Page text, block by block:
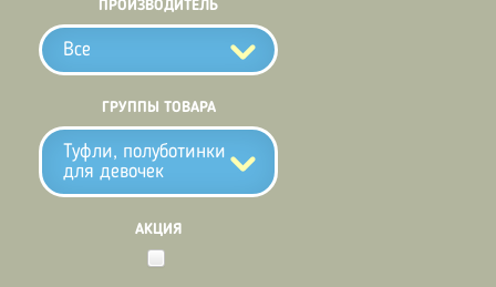
ПРОИЗВОДИТЕЛЬ
Все
ГРУППЫ ТОВАРА
Туфли, полуботинки
для девочек
АКЦИЯ